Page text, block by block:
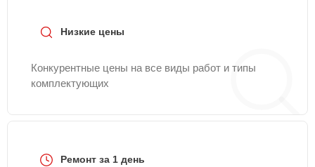
Низкие цены
Конкурентные цены на все виды работ и типы
комплектующих
Ремонт за 1 день